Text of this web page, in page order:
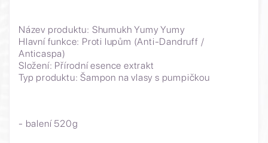
Název produktu: Shumukh Yumy Yumy
Hlavní funkce: Proti lupům (Anti-Dandruff /
Anticaspa)
Složení: Přírodní esence extrakt
Typ produktu: Šampon na vlasy s pumpičkou
- balení 520g